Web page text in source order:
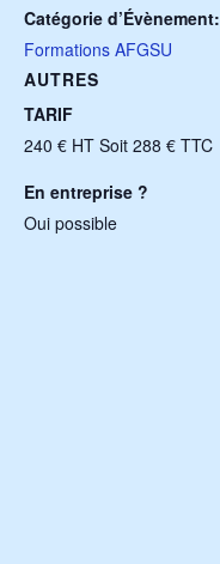
Catégorie d’Évènement:
Formations AFGSU
AUTRES
TARIF
240 € HT Soit 288 € TTC
En entreprise ?
Oui possible